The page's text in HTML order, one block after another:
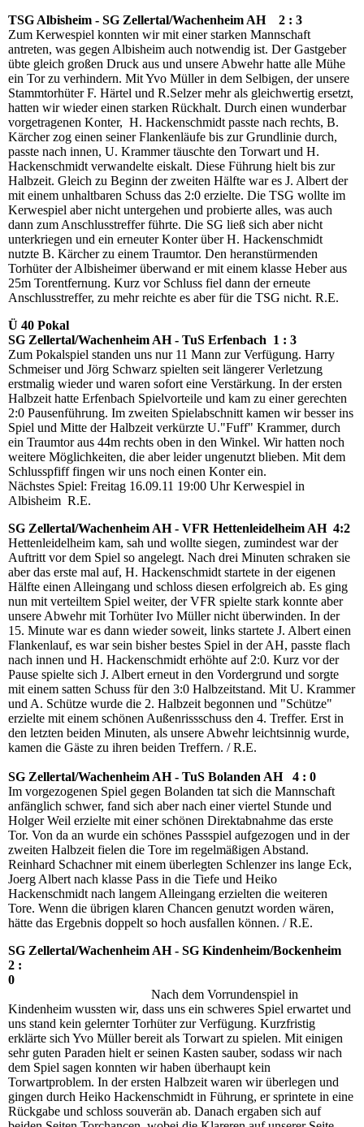
TSG Albisheim - SG Zellertal/Wachenheim AH 2 : 3
Zum Kerwespiel konnten wir mit einer starken Mannschaft
antreten, was gegen Albisheim auch notwendig ist. Der Gastgeber
übte gleich großen Druck aus und unsere Abwehr hatte alle Mühe
ein Tor zu verhindern. Mit Yvo Müller in dem Selbigen, der unsere
Stammtorhüter F. Härtel und R.Selzer mehr als gleichwertig ersetzt,
hatten wir wieder einen starken Rückhalt. Durch einen wunderbar
vorgetragenen Konter, H. Hackenschmidt passte nach rechts, B.
Kärcher zog einen seiner Flankenläufe bis zur Grundlinie durch,
passte nach innen, U. Krammer täuschte den Torwart und H.
Hackenschmidt verwandelte eiskalt. Diese Führung hielt bis zur
Halbzeit. Gleich zu Beginn der zweiten Hälfte war es J. Albert der
mit einem unhaltbaren Schuss das 2:0 erzielte. Die TSG wollte im
Kerwespiel aber nicht untergehen und probierte alles, was auch
dann zum Anschlusstreffer führte. Die SG ließ sich aber nicht
unterkriegen und ein erneuter Konter über H. Hackenschmidt
nutzte B. Kärcher zu einem Traumtor. Den heranstürmenden
Torhüter der Albisheimer überwand er mit einem klasse Heber aus
25m Torentfernung. Kurz vor Schluss fiel dann der erneute
Anschlusstreffer, zu mehr reichte es aber für die TSG nicht. R.E.
Ü 40 Pokal
SG Zellertal/Wachenheim AH - TuS Erfenbach 1 : 3
Zum Pokalspiel standen uns nur 11 Mann zur Verfügung. Harry
Schmeiser und Jörg Schwarz spielten seit längerer Verletzung
erstmalig wieder und waren sofort eine Verstärkung. In der ersten
Halbzeit hatte Erfenbach Spielvorteile und kam zu einer gerechten
2:0 Pausenführung. Im zweiten Spielabschnitt kamen wir besser ins
Spiel und Mitte der Halbzeit verkürzte U."Fuff" Krammer, durch
ein Traumtor aus 44m rechts oben in den Winkel. Wir hatten noch
weitere Möglichkeiten, die aber leider ungenutzt blieben. Mit dem
Schlusspfiff fingen wir uns noch einen Konter ein.
Nächstes Spiel: Freitag 16.09.11 19:00 Uhr Kerwespiel in
Albisheim R.E.
SG Zellertal/Wachenheim AH - VFR Hettenleidelheim AH 4:2
Hettenleidelheim kam, sah und wollte siegen, zumindest war der
Auftritt vor dem Spiel so angelegt. Nach drei Minuten schraken sie
aber das erste mal auf, H. Hackenschmidt startete in der eigenen
Hälfte einen Alleingang und schloss diesen erfolgreich ab. Es ging
nun mit verteiltem Spiel weiter, der VFR spielte stark konnte aber
unsere Abwehr mit Torhüter Ivo Müller nicht überwinden. In der
15. Minute war es dann wieder soweit, links startete J. Albert einen
Flankenlauf, es war sein bisher bestes Spiel in der AH, passte flach
nach innen und H. Hackenschmidt erhöhte auf 2:0. Kurz vor der
Pause spielte sich J. Albert erneut in den Vordergrund und sorgte
mit einem satten Schuss für den 3:0 Halbzeitstand. Mit U. Krammer
und A. Schütze wurde die 2. Halbzeit begonnen und "Schütze"
erzielte mit einem schönen Außenrissschuss den 4. Treffer. Erst in
den letzten beiden Minuten, als unsere Abwehr leichtsinnig wurde,
kamen die Gäste zu ihren beiden Treffern. / R.E.
SG Zellertal/Wachenheim AH - TuS Bolanden AH 4 : 0
Im vorgezogenen Spiel gegen Bolanden tat sich die Mannschaft
anfänglich schwer, fand sich aber nach einer viertel Stunde und
Holger Weil erzielte mit einer schönen Direktabnahme das erste
Tor. Von da an wurde ein schönes Passspiel aufgezogen und in der
zweiten Halbzeit fielen die Tore im regelmäßigen Abstand.
Reinhard Schachner mit einem überlegten Schlenzer ins lange Eck,
Joerg Albert nach klasse Pass in die Tiefe und Heiko
Hackenschmidt nach langem Alleingang erzielten die weiteren
Tore. Wenn die übrigen klaren Chancen genutzt worden wären,
hätte das Ergebnis doppelt so hoch ausfallen können. / R.E.
SG Zellertal/Wachenheim AH - SG Kindenheim/Bockenheim
2 :
0
Nach dem Vorrundenspiel in
Kindenheim wussten wir, dass uns ein schweres Spiel erwartet und
uns stand kein gelernter Torhüter zur Verfügung. Kurzfristig
erklärte sich Yvo Müller bereit als Torwart zu spielen. Mit einigen
sehr guten Paraden hielt er seinen Kasten sauber, sodass wir nach
dem Spiel sagen konnten wir haben überhaupt kein
Torwartproblem. In der ersten Halbzeit waren wir überlegen und
gingen durch Heiko Hackenschmidt in Führung, er sprintete in eine
Rückgabe und schloss souverän ab. Danach ergaben sich auf